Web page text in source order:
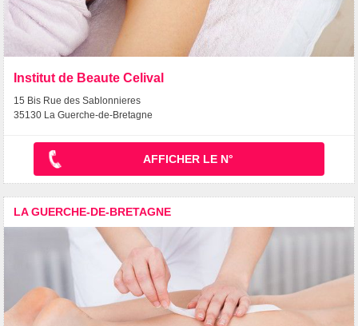
Institut de Beaute Celival
15 Bis Rue des Sablonnieres
35130 La Guerche-de-Bretagne
AFFICHER LE N°
LA GUERCHE-DE-BRETAGNE